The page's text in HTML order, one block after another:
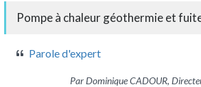
Pompe à chaleur géothermie et
Parole d'expert
Par Dominique CADOUR,